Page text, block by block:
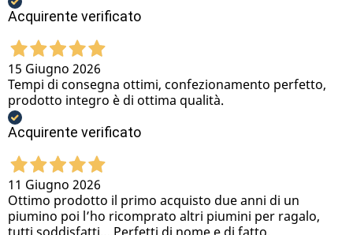
Acquirente verificato
15 Giugno 2026
Tempi di consegna ottimi, confezionamento perfetto,
prodotto integro è di ottima qualità.
Acquirente verificato
11 Giugno 2026
Ottimo prodotto il primo acquisto due anni di un
piumino poi l’ho ricomprato altri piumini per ragalo,